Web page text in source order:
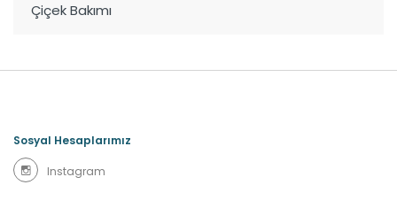
Çiçek Bakımı
Sosyal Hesaplarımız
Instagram